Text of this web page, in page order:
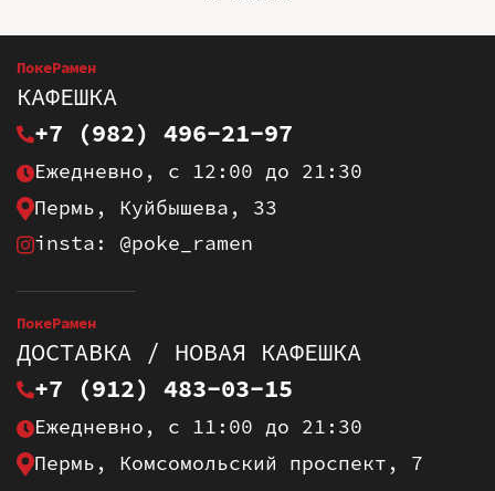
ПокеРамен
КАФЕШКА
+7 (982) 496-21-97
Ежедневно, с 12:00 до 21:30
Пермь, Куйбышева, 33
insta: @poke_ramen
ПокеРамен
ДОСТАВКА / НОВАЯ КАФЕШКА
+7 (912) 483-03-15
Ежедневно, с 11:00 до 21:30
Пермь, Комсомольский проспект, 7